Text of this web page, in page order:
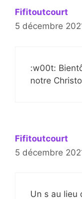
Fifitoutcourt
5 décembre
:w00t:
notre
Fifitoutcourt
5 décembre
Un s au lieu